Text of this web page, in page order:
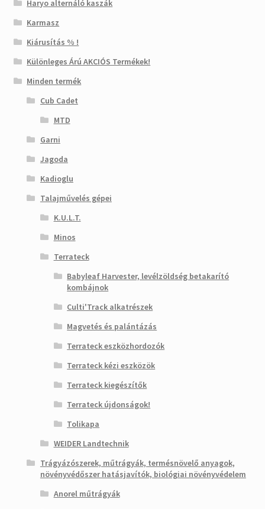
Haryo alternáló kaszák
Karmasz
Kiárusítás % !
Különleges Árú AKCIÓS Termékek!
Minden termék
Cub Cadet
MTD
Garni
Jagoda
Kadioglu
Talajművelés gépei
K.U.L.T.
Minos
Terrateck
Babyleaf Harvester, levélzöldség betakarító
kombájnok
Culti'Track alkatrészek
Magvetés és palántázás
Terrateck eszközhordozók
Terrateck kézi eszközök
Terrateck kiegészítők
Terrateck újdonságok!
Tolikapa
WEIDER Landtechnik
Trágyázószerek, műtrágyák, termésnövelő anyagok,
növényvédőszer hatásjavítók, biológiai növényvédelem
Anorel műtrágyák